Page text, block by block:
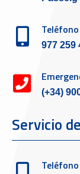
977 259
(+34)
Servicio